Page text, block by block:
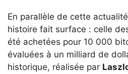
En parallèle de cette
histoire fait surface : celle
été achetées pour 10 000
évaluées à un milliard de
historique, réalisée par